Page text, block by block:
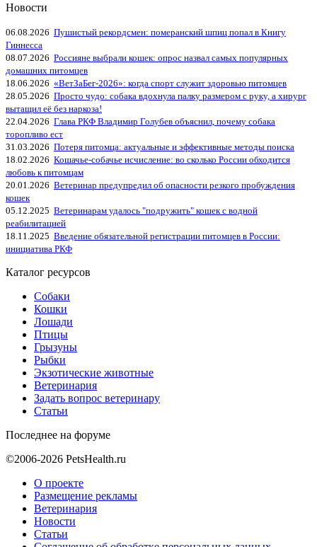
Новости
06.08.2026 Пушистый рекордсмен: померанский шпиц попал в Книгу
Гиннесса
08.07.2026 Россияне выбрали кошек: опрос назвал самых популярных
домашних питомцев
18.06.2026 «ВетЗаБег‑2026»: когда спорт служит здоровью питомцев
28.05.2026 Просто чудо: собака вдохнула палку размером с руку, а хирург
вытащил её без наркоза!
22.04.2026 Глава РКФ Владимир Голубев объяснил, почему собака
торопливо ест
31.03.2026 Потеря питомца: актуальные и эффективные методы поиска
18.02.2026 Кошачье-собачье исчисление: во сколько России обходится
любовь к питомцам
20.01.2026 Ветеринар предупредил об опасности резкого пробуждения
кошек
05.12.2025 Ветеринарам удалось "подружить" кошек с водной
реабилитацией
18.11.2025 Введение обязательной регистрации питомцев в России:
инициатива РКФ
Каталог ресурсов
Собаки
Кошки
Лошади
Птицы
Грызуны
Рыбки
Экзотические животные
Ветеринария
Задать вопрос ветеринару
Статьи
Последнее на форуме
©2006-2026 PetsHealth.ru
О проекте
Размещение рекламы
Ветеринария
Новости
Статьи